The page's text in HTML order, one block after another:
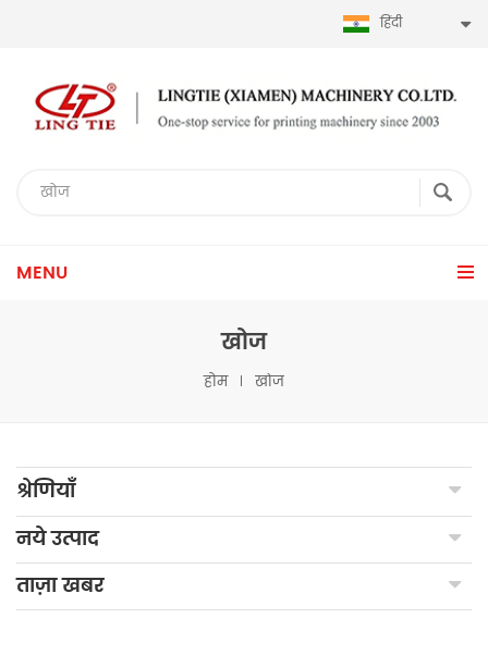
हिंदी
MENU
खोज
होम खोज
श्रेणियाँ
नये उत्पाद
ताज़ा खबर